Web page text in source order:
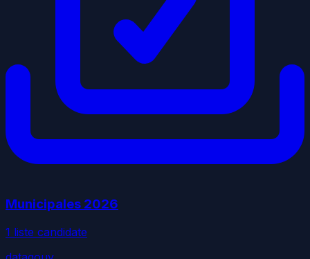
Municipales 2026
1 liste candidate